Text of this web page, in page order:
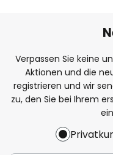
Verpassen Sie keine
Aktionen und die
registrieren und wir
zu, den Sie bei Ihrem